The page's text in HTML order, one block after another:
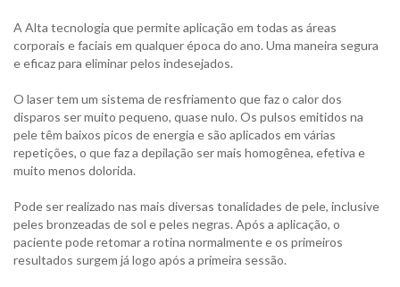
A Alta tecnologia que permite aplicação em todas as áreas
corporais e faciais em qualquer época do ano. Uma maneira segura
e eficaz para eliminar pelos indesejados.
O laser tem um sistema de resfriamento que faz o calor dos
disparos ser muito pequeno, quase nulo. Os pulsos emitidos na
pele têm baixos picos de energia e são aplicados em várias
repetições, o que faz a depilação ser mais homogênea, efetiva e
muito menos dolorida.
Pode ser realizado nas mais diversas tonalidades de pele, inclusive
peles bronzeadas de sol e peles negras. Após a aplicação, o
paciente pode retomar a rotina normalmente e os primeiros
resultados surgem já logo após a primeira sessão.